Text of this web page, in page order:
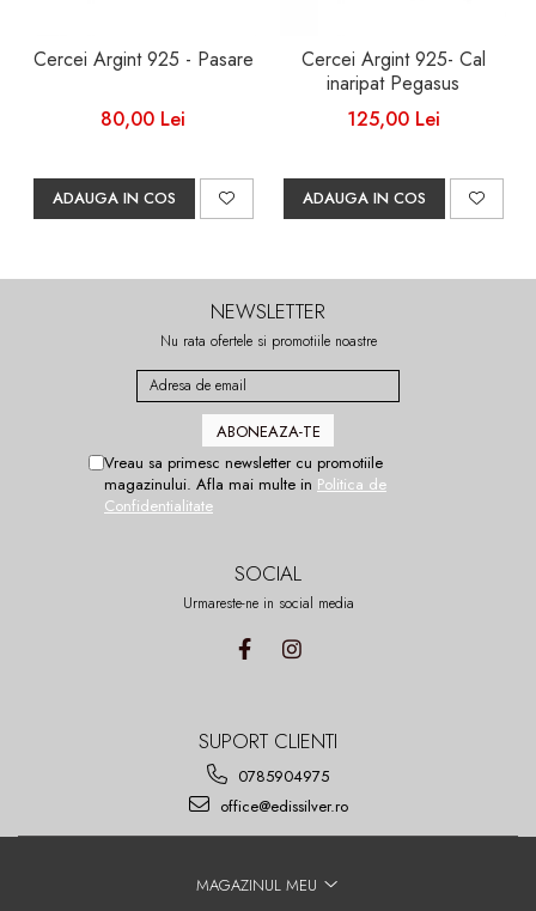
Cercei Argint 925 - Pasare
80,00 Lei
ADAUGA IN COS
Cercei Argint 925- Cal
inaripat Pegasus
125,00 Lei
ADAUGA IN COS
NEWSLETTER
Nu rata ofertele si promotiile noastre
Vreau sa primesc newsletter cu promotiile
magazinului. Afla mai multe in Politica de
Confidentialitate
SOCIAL
Urmareste-ne in social media
SUPORT CLIENTI
0785904975
office@edissilver.ro
MAGAZINUL MEU